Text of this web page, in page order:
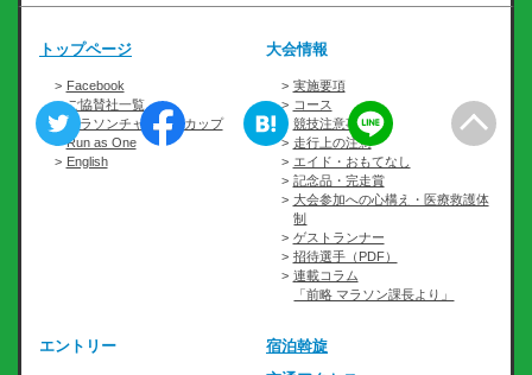
トップページ
Facebook
ご協賛社一覧
マラソンチャレンジカップ
Run as One
English
大会情報
実施要項
コース
競技注意事項
走行上の注意
エイド・おもてなし
記念品・完走賞
大会参加への心構え・医療救護体
制
ゲストランナー
招待選手（PDF）
連載コラム
「前略 マラソン課長より」
エントリー
宿泊斡旋